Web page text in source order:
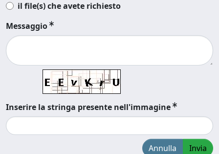
il file(s) che avete richiesto
Messaggio
Inserire la stringa presente nell'immagine
Annulla Invia